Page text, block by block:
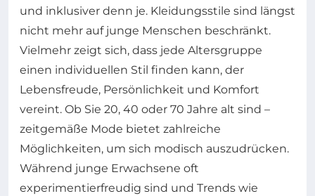
und inklusiver denn je. Kleidungsstile sind längst
nicht mehr auf junge Menschen beschränkt.
Vielmehr zeigt sich, dass jede Altersgruppe
einen individuellen Stil finden kann, der
Lebensfreude, Persönlichkeit und Komfort
vereint. Ob Sie 20, 40 oder 70 Jahre alt sind –
zeitgemäße Mode bietet zahlreiche
Möglichkeiten, um sich modisch auszudrücken.
Während junge Erwachsene oft
experimentierfreudig sind und Trends wie